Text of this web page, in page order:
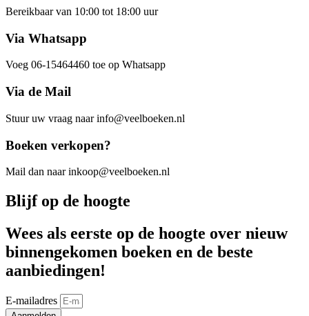
Bereikbaar van 10:00 tot 18:00 uur
Via Whatsapp
Voeg 06-15464460 toe op Whatsapp
Via de Mail
Stuur uw vraag naar info@veelboeken.nl
Boeken verkopen?
Mail dan naar inkoop@veelboeken.nl
Blijf op de hoogte
Wees als eerste op de hoogte over nieuw
binnengekomen boeken en de beste
aanbiedingen!
E-mailadres